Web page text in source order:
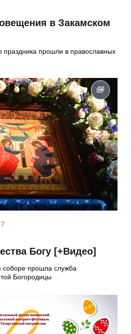
в Закамском
праздника прошли в православных
Богу [+Видео]
соборе прошла служба
Богородицы